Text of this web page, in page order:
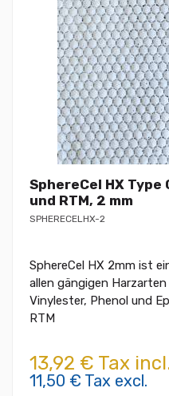
SphereCel HX
und RTM, 2 mm
SPHERECELHX-2
SphereCel HX 2mm ist
allen gängigen
Vinylester, Phenol und
RTM
13,92 € Tax
11,50 € Tax excl.